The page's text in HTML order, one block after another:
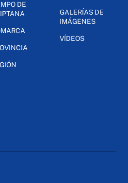
DE
GALERÍAS DE
IMÁGENES
VÍDEOS